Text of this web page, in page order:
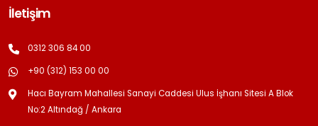
İletişim
0312 306 84 00
+90 (312) 153 00 00
Hacı Bayram Mahallesi Sanayi Caddesi Ulus İşhanı Sitesi A Blok
No:2 Altındağ / Ankara